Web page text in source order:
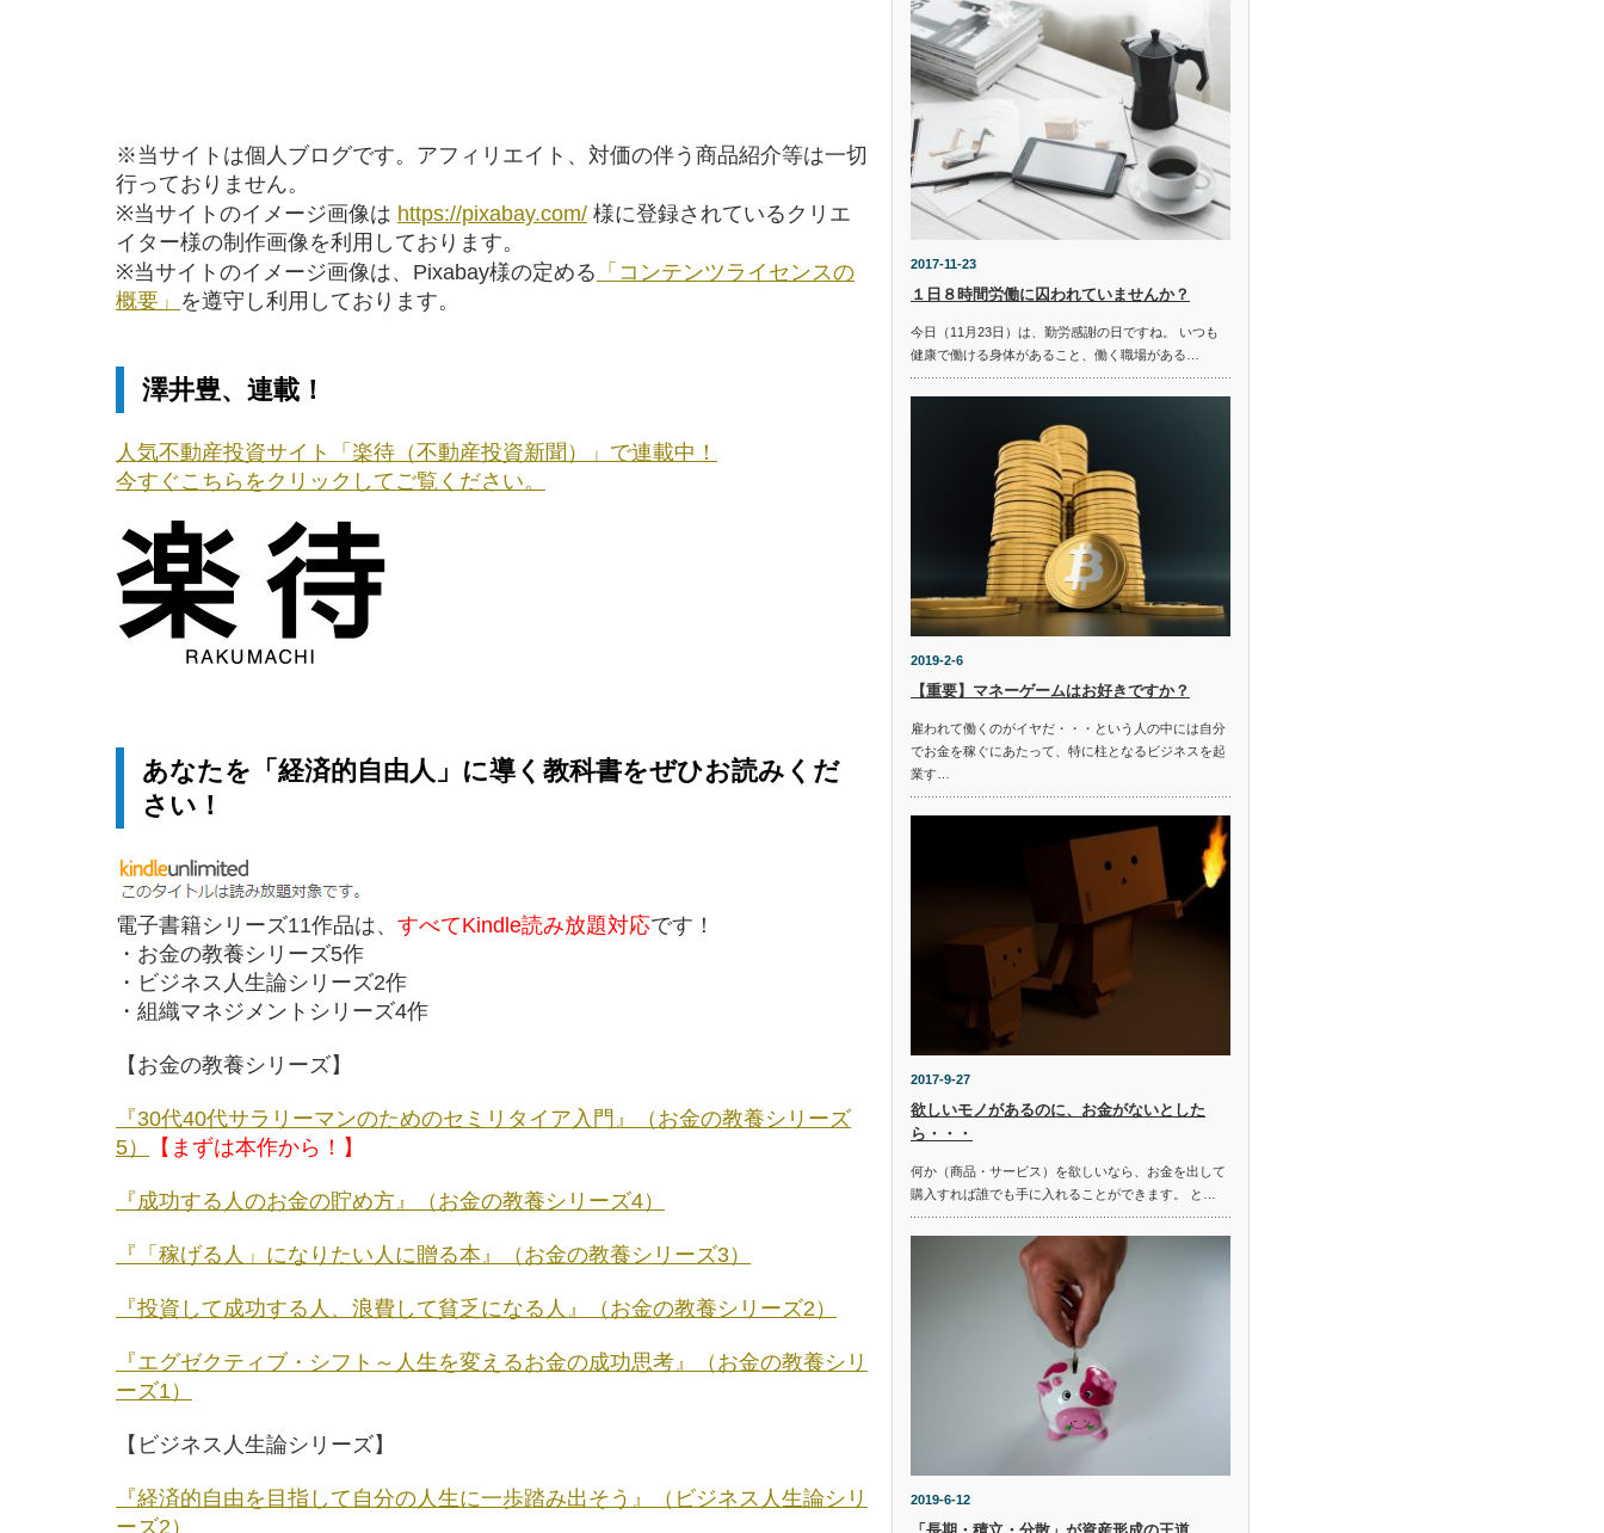
※当サイトは個人ブログです。アフィリエイト、対価の伴う商品紹介等は一切
行っておりません。
※当サイトのイメージ画像は https://pixabay.com/ 様に登録されているクリエ
イター様の制作画像を利用しております。
※当サイトのイメージ画像は、Pixabay様の定める 「コンテンツライセンスの
概要」 を遵守し利用しております。
澤井豊、連載！
人気不動産投資サイト「楽待（不動産投資新聞）」で連載中！
今すぐこちらをクリックしてご覧ください。
あなたを「経済的自由人」に導く教科書をぜひお読みくだ
さい！
電子書籍シリーズ11作品は、 すべてKindle読み放題対応です！
・お金の教養シリーズ5作
・ビジネス人生論シリーズ2作
・組織マネジメントシリーズ4作
【お金の教養シリーズ】
『30代40代サラリーマンのためのセミリタイア入門』（お金の教養シリーズ
5）
【まずは本作から！】
『成功する人のお金の貯め方』（お金の教養シリーズ4）
『「稼げる人」になりたい人に贈る本』（お金の教養シリーズ3）
『投資して成功する人、浪費して貧乏になる人』（お金の教養シリーズ2）
『エグゼクティブ・シフト～人生を変えるお金の成功思考』（お金の教養シリ
ーズ1）
【ビジネス人生論シリーズ】
『経済的自由を目指して自分の人生に一歩踏み出そう』（ビジネス人生論シリ
ーズ2）
2017-11-23
１日８時間労働に囚われていませんか？
今日（11月23日）は、勤労感謝の日ですね。 いつも
健康で働ける身体があること、働く職場がある…
2019-2-6
【重要】マネーゲームはお好きですか？
雇われて働くのがイヤだ・・・という人の中には自分
でお金を稼ぐにあたって、特に柱となるビジネスを起
業す…
2017-9-27
欲しいモノがあるのに、お金がないとした
ら・・・
何か（商品・サービス）を欲しいなら、お金を出して
購入すれば誰でも手に入れることができます。 と…
2019-6-12